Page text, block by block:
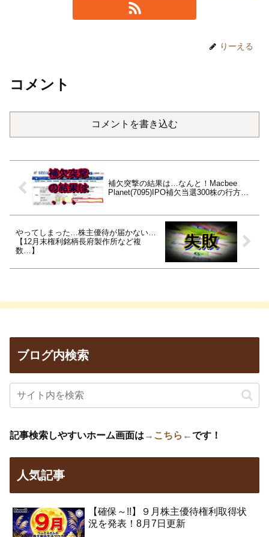
りーえる
コメント
コメントを書き込む
補欠突撃の結果は…なんと！Macbee
Planet(7095)IPO補欠当選300株の行方…
やってしまった…株主優待が届かない…
【12月末権利銘柄長府製作所など複
数…】
ブログ内検索
記事検索しやすいホーム画面は →こちら←です！
人気記事
【確保～!!】９月株主優待権利取得状
況を発表！8月7日更新